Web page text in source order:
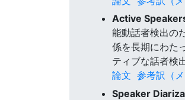
Active
能動話者検出の
係を長期にわた
ティブな話者検
論文 参考訳（メ
Speaker